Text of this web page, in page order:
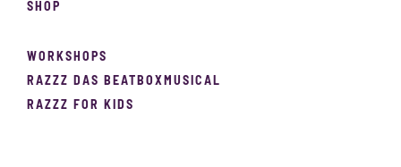
SHOP
WORKSHOPS
RAZZZ DAS BEATBOXMUSICAL
RAZZZ FOR KIDS